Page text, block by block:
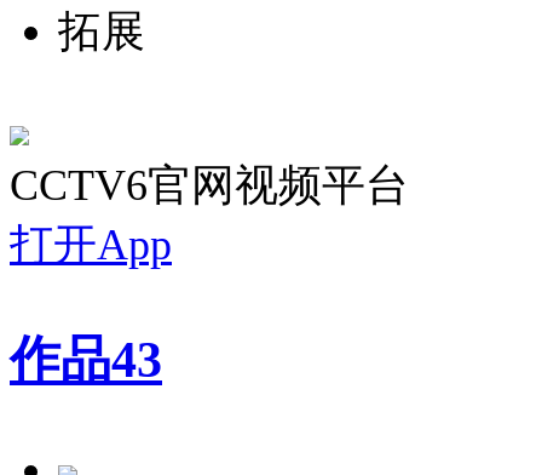
拓展
CCTV6官网视频平台
打开App
作品43